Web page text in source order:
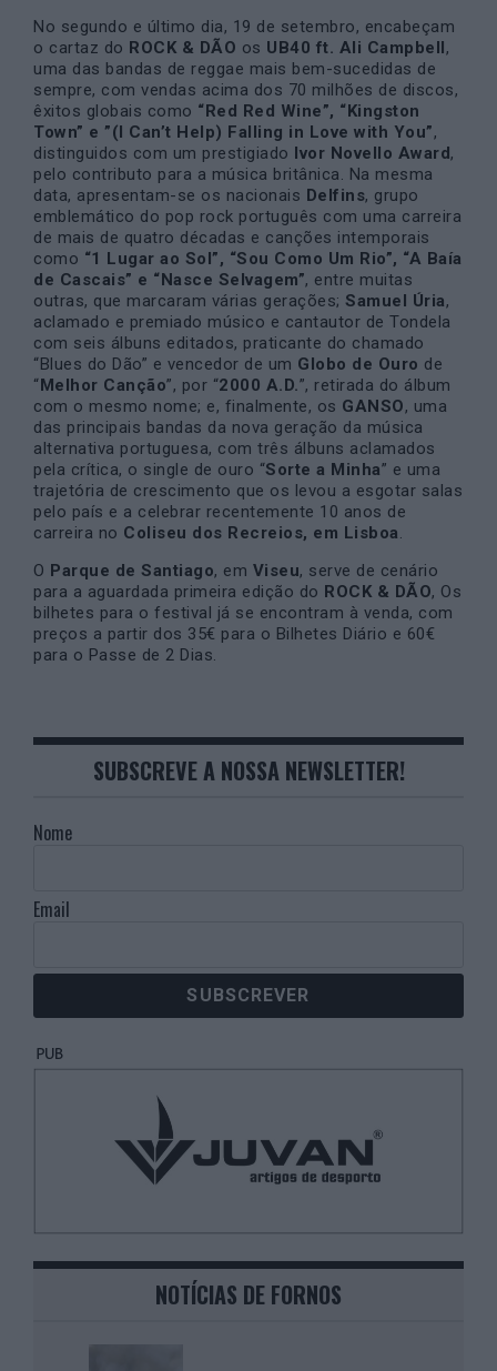
No segundo e último dia, 19 de setembro, encabeçam
o cartaz do ROCK & DÃO os UB40 ft. Ali Campbell,
uma das bandas de reggae mais bem-sucedidas de
sempre, com vendas acima dos 70 milhões de discos,
êxitos globais como “Red Red Wine”, “Kingston
Town” e ”(I Can’t Help) Falling in Love with You”,
distinguidos com um prestigiado Ivor Novello Award,
pelo contributo para a música britânica. Na mesma
data, apresentam-se os nacionais Delfins, grupo
emblemático do pop rock português com uma carreira
de mais de quatro décadas e canções intemporais
como “1 Lugar ao Sol”, “Sou Como Um Rio”, “A Baía
de Cascais” e “Nasce Selvagem”, entre muitas
outras, que marcaram várias gerações; Samuel Úria,
aclamado e premiado músico e cantautor de Tondela
com seis álbuns editados, praticante do chamado
“Blues do Dão” e vencedor de um Globo de Ouro de
“Melhor Canção”, por “2000 A.D.”, retirada do álbum
com o mesmo nome; e, finalmente, os GANSO, uma
das principais bandas da nova geração da música
alternativa portuguesa, com três álbuns aclamados
pela crítica, o single de ouro “Sorte a Minha” e uma
trajetória de crescimento que os levou a esgotar salas
pelo país e a celebrar recentemente 10 anos de
carreira no Coliseu dos Recreios, em Lisboa.
O Parque de Santiago, em Viseu, serve de cenário
para a aguardada primeira edição do ROCK & DÃO, Os
bilhetes para o festival já se encontram à venda, com
preços a partir dos 35€ para o Bilhetes Diário e 60€
para o Passe de 2 Dias.
SUBSCREVE A NOSSA NEWSLETTER!
Nome
Email
NOTÍCIAS DE FORNOS